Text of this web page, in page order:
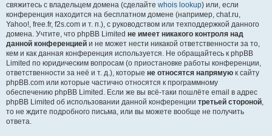
свяжитесь с владельцем домена (сделайте whois lookup) или, если
конференция находится на бесплатном домене (например, chat.ru,
Yahoo!, free.fr, f2s.com и т. п.), с руководством или техподдержкой данного
домена. Учтите, что phpBB Limited не имеет никакого контроля над
данной конференцией и не может нести никакой ответственности за то,
кем и как данная конференция используется. Не обращайтесь к phpBB
Limited по юридическим вопросам (о приостановке работы конференции,
ответственности за неё и т. д.), которые не относятся напрямую к сайту
phpBB.com или которые частично относятся к программному
обеспечению phpBB Limited. Если же вы всё-таки пошлёте email в адрес
phpBB Limited об использовании данной конференции третьей стороной,
то не ждите подробного письма, или вы можете вообще не получить
ответа.